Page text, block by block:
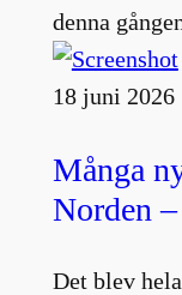
denna
18 juni 2026
Många
Norden
Det blev